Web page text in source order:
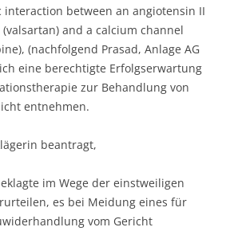
interaction between an angiotensin II
and a calcium channel
(nachfolgend Prasad, Anlage AG
eine berechtigte Erfolgserwartung
zur Behandlung von
entnehmen.
beantragt,
im Wege der einstweiligen
es bei Meidung eines für
vom Gericht